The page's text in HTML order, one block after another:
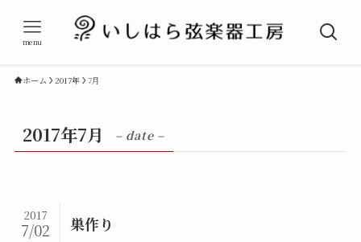
menu
ホーム 2017年 7月
2017年7月 – date –
巣作り
2017
7/02